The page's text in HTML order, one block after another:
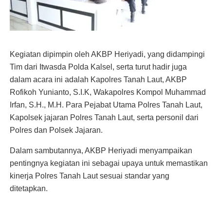
Kegiatan dipimpin oleh AKBP Heriyadi, yang didampingi
Tim dari Itwasda Polda Kalsel, serta turut hadir juga
dalam acara ini adalah Kapolres Tanah Laut, AKBP
Rofikoh Yunianto, S.I.K, Wakapolres Kompol Muhammad
Irfan, S.H., M.H. Para Pejabat Utama Polres Tanah Laut,
Kapolsek jajaran Polres Tanah Laut, serta personil dari
Polres dan Polsek Jajaran.
Dalam sambutannya, AKBP Heriyadi menyampaikan
pentingnya kegiatan ini sebagai upaya untuk memastikan
kinerja Polres Tanah Laut sesuai standar yang
ditetapkan.